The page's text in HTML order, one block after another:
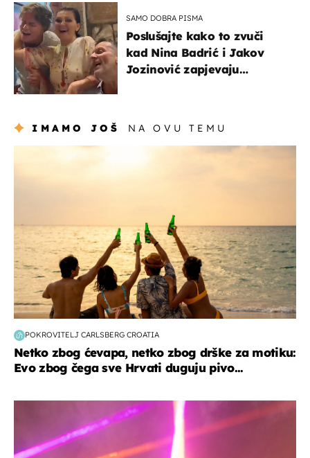
SAMO DOBRA PISMA
Poslušajte kako to zvuči
kad Nina Badrić i Jakov
Jozinović zapjevaju
IMAMO JOŠ NA OVU TEMU
POKROVITELJ CARLSBERG CROATIA
Netko zbog ćevapa, netko zbog drške za motiku:
Evo zbog čega sve Hrvati duguju pivo...